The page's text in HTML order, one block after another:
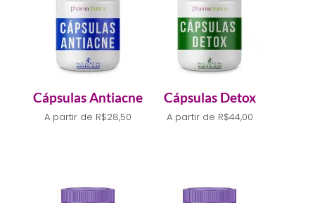
Cápsulas Antiacne
A partir de R$28,50
Cápsulas Detox
A partir de R$44,00